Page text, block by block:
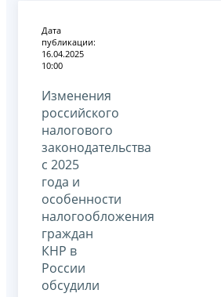
Дата
публикации:
16.04.2025
10:00
Изменения
российского
налогового
законодательства
с 2025
года и
особенности
налогообложения
граждан
КНР в
России
обсудили